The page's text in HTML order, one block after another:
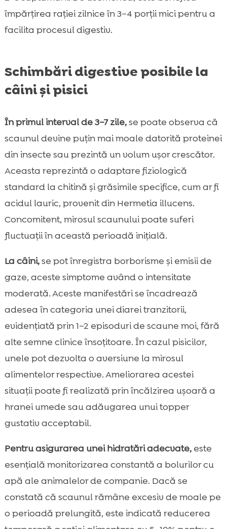
împărțirea rației zilnice în 3–4 porții mici pentru a
facilita procesul digestiv.
Schimbări digestive posibile la
câini și pisici
În primul interval de 3–7 zile,se poate observa că
scaunul devine puțin mai moale datorită proteinei
din insecte sau prezintă un volum ușor crescător.
Aceasta reprezintă o adaptare fiziologică
standard la chitină și grăsimile specifice, cum ar fi
acidul lauric, provenit din Hermetia illucens.
Concomitent, mirosul scaunului poate suferi
fluctuații în această perioadă inițială.
La câini,se pot înregistra borborisme și emisii de
gaze, aceste simptome având o intensitate
moderată. Aceste manifestări se încadrează
adesea în categoria unei diarei tranzitorii,
evidențiată prin 1–2 episoduri de scaune moi, fără
alte semne clinice însoțitoare. În cazul pisicilor,
unele pot dezvolta o aversiune la mirosul
alimentelor respective. Ameliorarea acestei
situații poate fi realizată prin încălzirea ușoară a
hranei umede sau adăugarea unui topper
gustativ acceptabil.
Pentru asigurarea unei hidratări adecvate,este
esențială monitorizarea constantă a bolurilor cu
apă ale animalelor de companie. Dacă se
constată că scaunul rămâne excesiv de moale pe
o perioadă prelungită, este indicată reducerea